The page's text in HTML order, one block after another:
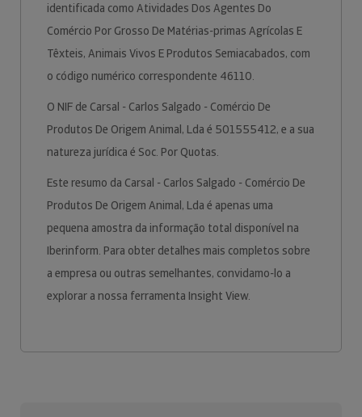
identificada como Atividades Dos Agentes Do
Comércio Por Grosso De Matérias-primas Agrícolas E
Têxteis, Animais Vivos E Produtos Semiacabados, com
o código numérico correspondente 46110.
O NIF de Carsal - Carlos Salgado - Comércio De
Produtos De Origem Animal, Lda é 501555412, e a sua
natureza jurídica é Soc. Por Quotas.
Este resumo da Carsal - Carlos Salgado - Comércio De
Produtos De Origem Animal, Lda é apenas uma
pequena amostra da informação total disponível na
Iberinform. Para obter detalhes mais completos sobre
a empresa ou outras semelhantes, convidamo-lo a
explorar a nossa ferramenta Insight View.